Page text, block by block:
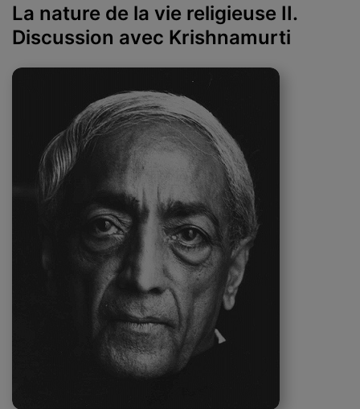
La nature de la vie religieuse II.
Discussion avec Krishnamurti